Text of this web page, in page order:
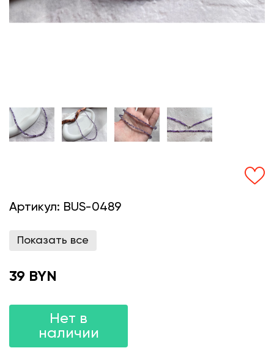
Артикул: BUS-0489
Показать все
39 BYN
Нет в
наличии